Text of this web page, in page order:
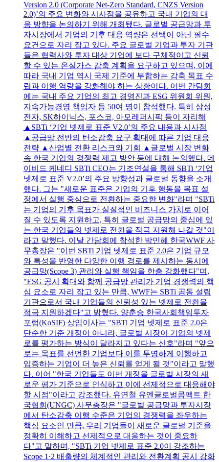
Version 2.0 (Corporate Net-Zero Standard, CNZS Version
2.0)’의 주요 변화와 시사점을 공유하고 국내 기업의 대
응 방향을 논의하기 위해 개최됐다. 글로벌 공급망과 투
자시장에서 기업의 기후 대응 역량은 선택이 아닌 필수
요건으로 자리 잡고 있다. 주요 글로벌 기업과 투자 기관
들은 협력사와 투자 대상 기업에 보다 구체적이고 신뢰
할 수 있는 온실가스 감축 계획을 요구하고 있으며, 이에
따라 국내 기업 역시 국제 기준에 부합하는 감축 목표 수
립과 이행 역량을 강화해야 하는 상황이다. 이번 간담회
에는 국내 주요 기업의 최고 경영진과 ESG 위원회 위원,
지속가능경영 책임자 등 50여 명이 참석했다. 특히 삼성
전자, SK하이닉스, 포스코, 아모레퍼시픽 등이 자리해
▲SBTi ‘기업 넷제로 표준 V2.0’의 주요 내용과 시사점
▲공급망 전반의 탄소감축 요구 확대에 따른 기업 대응
전략 ▲산업별 전환 리스크와 기회 ▲글로벌 시장 변화
속 한국 기업의 경쟁력 제고 방안 등에 대해 논의했다. 데
이비드 케네디 SBTi CEO는 기조연설을 통해 SBTi ‘기업
넷제로 표준 V2.0’의 주요 방향성과 글로벌 동향을 소개
했다. 그는 "새로운 표준은 기업의 기후 행동을 목표 설
정에서 실행 중심으로 전환하는 중요한 변화"라며 "SBTi
는 기업의 기후 목표가 실질적인 비즈니스 가치로 이어
질 수 있도록 지원하고, 특히 글로벌 공급망의 중심에 있
는 한국 기업들의 넷제로 전환을 적극 지원해 나갈 것"이
라고 말했다. 이날 간담회에 참석한 박민혜 한국WWF 사
무총장은 "이번 SBTi 기업 넷제로 표준 2.0은 기업 규모
와 특성을 반영한 다양한 이행 경로를 제시하는 동시에
공급망(Scope 3) 관리와 실행 책임을 한층 강화했다"며,
"ESG 공시 확대와 함께 공급망 관리가 기업 경쟁력의 핵
심 요소로 자리 잡고 있는 만큼, WWF는 SBTi 공동 설립
기관으로서 국내 기업들의 신뢰성 있는 넷제로 전환을
적극 지원하겠다"고 밝혔다. 양춘승 한국사회책임투자
포럼(KoSIF) 상임이사는 "SBTi 기업 넷제로 표준 2.0은
단순한 기준 개정이 아니라, 글로벌 시장이 기업의 넷제
로를 평가하는 방식이 달라지고 있다는 신호"라며 "앞으
로는 목표를 선언한 기업보다 이를 투명하게 이행하고
입증하는 기업이 더 높은 신뢰를 얻게 될 것"이라고 말했
다. 이어 "한국 기업들도 이번 개정을 글로벌 시장의 새
로운 평가 기준으로 인식하고 이에 선제적으로 대응해야
할 시점"이라고 강조했다. 유연철 유엔글로벌콤팩트 한
국협회(UNGC) 사무총장은 "글로벌 공급망과 투자시장
에서 탄소감축 이행 수준은 기업의 경쟁력을 좌우하는
핵심 요소인 만큼, 우리 기업들이 새로운 글로벌 기준을
정확히 이해하고 선제적으로 대응하는 것이 중요하
다"고 말하며, "SBTi 기업 넷제로 표준 2.0이 강조하는
Scope 1·2 배출량의 체계적인 관리와 전환계획 공시 강화